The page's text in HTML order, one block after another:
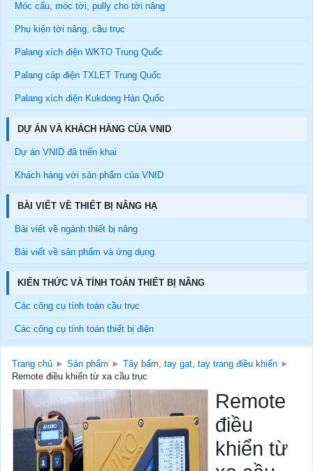
Móc cẩu, móc tời, pully cho tời nâng
Phụ kiện tời nâng, cầu trục
Palang xích điện WKTO Trung Quốc
Palang cáp điện TXLET Trung Quốc
Palang xích điện Kukdong Hàn Quốc
DỰ ÁN VÀ KHÁCH HÀNG CỦA VNID
Dự án VNID đã triển khai
Khách hàng với sản phẩm của VNID
BÀI VIẾT VỀ THIẾT BỊ NÂNG HẠ
Bài viết về ngành thiết bị nâng
Bài viết về sản phẩm và ứng dụng
KIẾN THỨC VÀ TÍNH TOÁN THIẾT BỊ NÂNG
Các công cụ tính toán cầu trục
Các công cụ tính toán thiết bị điện
Trang chủ ► Sản phẩm ► Tây bấm, tay gạt, tay trang điều khiển ►
Remote điều khiển từ xa cầu trục
Remote
điều
khiển từ